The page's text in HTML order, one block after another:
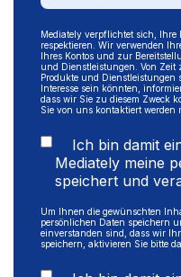
Mediately verpflichtet sich,
respektieren. Wir verwenden
Ihres Kontos und zur
und Dienstleistungen. Von Zeit
Produkte und Dienstleistungen
Interesse sein könnten,
dass wir Sie zu diesem Zweck
Sie von uns kontaktiert werden
Ich bin damit
Mediately meine
speichert und
Um Ihnen die gewünschten
persönlichen Daten speichern
einverstanden sind, dass wir
speichern, aktivieren Sie bitte